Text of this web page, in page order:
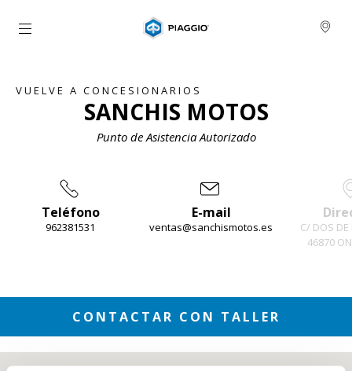
Ir al contenido principal
VUELVE A CONCESIONARIOS
SANCHIS MOTOS
Punto de Asistencia Autorizado
Teléfono
962381531
E-mail
ventas@sanchismotos.es
C/ DOS DE
46870
CONTACTAR CON TALLER